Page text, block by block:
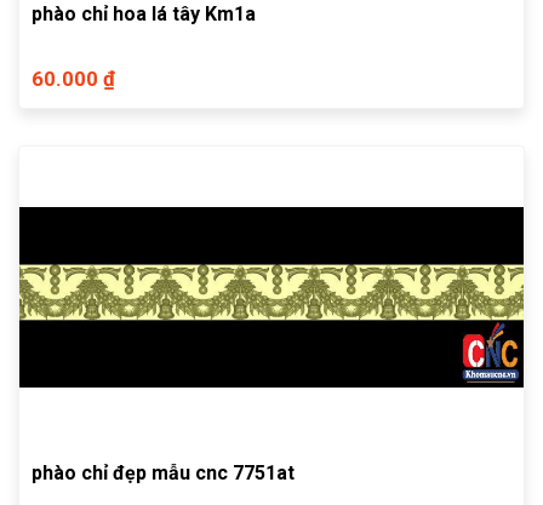
phào chỉ hoa lá tây Km1a
60.000 ₫
phào chỉ đẹp mẫu cnc 7751at